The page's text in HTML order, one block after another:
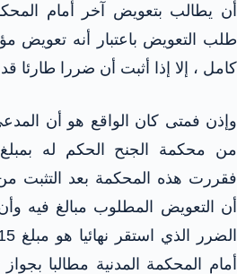
أن يطالب بتعويض آخر أمام
طلب التعويض باعتبار أنه تعويض
كامل ، إلا إذا أثبت أن ضررا طارئا
وإذن فمتى كان الواقع هو أن
فقررت هذه المحكمة بعد التثبت
أن التعويض المطلوب مبالغ فيه
أمام المحكمة المدنية مطالبا